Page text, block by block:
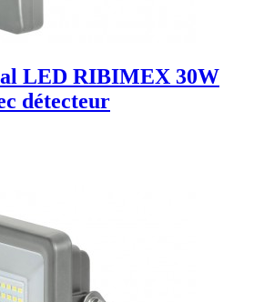
LED RIBIMEX 30W
détecteur